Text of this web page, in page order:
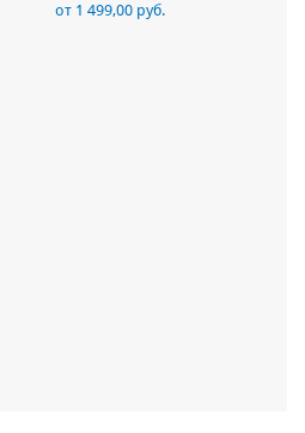
от 1 499,00 руб.